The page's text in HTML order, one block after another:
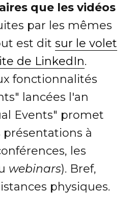
que les vidéos
par les mêmes
est dit sur le volet
de LinkedIn.
fonctionnalités
lancées l'an
Events" promet
à
les
webinars). Bref,
physiques.